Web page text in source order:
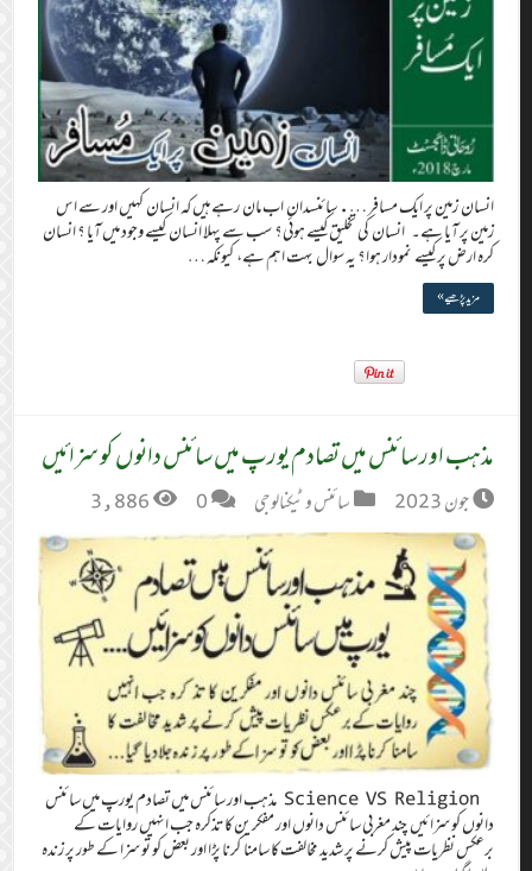
انسان زمین پر ایک مسافر …. سائنسدان اب مان رہے ہیں کہ انسان کہیں اور سے اس
زمین پر آیا ہے۔ انسان کی تخلیق کیسے ہوئی؟ سب سے پہلا انسان کیسے وجود میں آیا ؟ انسان
کرہ ارض پر کیسے نمودار ہوا؟ یہ سوال بہت اہم ہے، ‏ کیونکہ …
مزید پڑھیے »
مذہب اور سائنس میں تصادم یورپ میں سائنس دانوں کو سزائیں
جون 2023 سائنس و ٹیکنالوجی 0
3,886
Science VS Religion مذہب اور سائنس میں تصادم یورپ میں سائنس
دانوں کو سزائیں چند مغربی سائنس دانوں اور مفکرین کا تذکرہ جب انہیں روایات کے
برعکس نظریات پیش کرنے پر شدید مخالفت کا سامنا کرنا پڑا اور بعض کو تو سزا کے طور پر زندہ